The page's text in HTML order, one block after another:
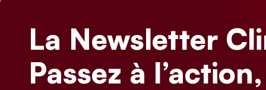
La Newsletter
Passez à